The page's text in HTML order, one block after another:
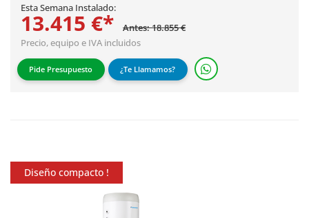
Esta Semana Instalado:
13.415 €*
Antes: 18.855 €
Precio, equipo e IVA incluidos
Pide Presupuesto ¿Te Llamamos?
Diseño compacto !